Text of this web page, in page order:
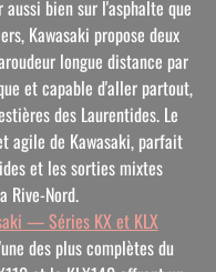
bien sur l'asphalte que
Kawasaki propose deux
longue distance par
et capable d'aller partout,
des Laurentides. Le
agile de Kawasaki, parfait
et les sorties mixtes
Rive-Nord.
— Séries KX et KLX
des plus complètes du